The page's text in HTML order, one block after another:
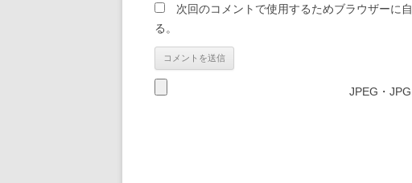
次回のコメントで使用するためブラウザーに
る。
JPEG・